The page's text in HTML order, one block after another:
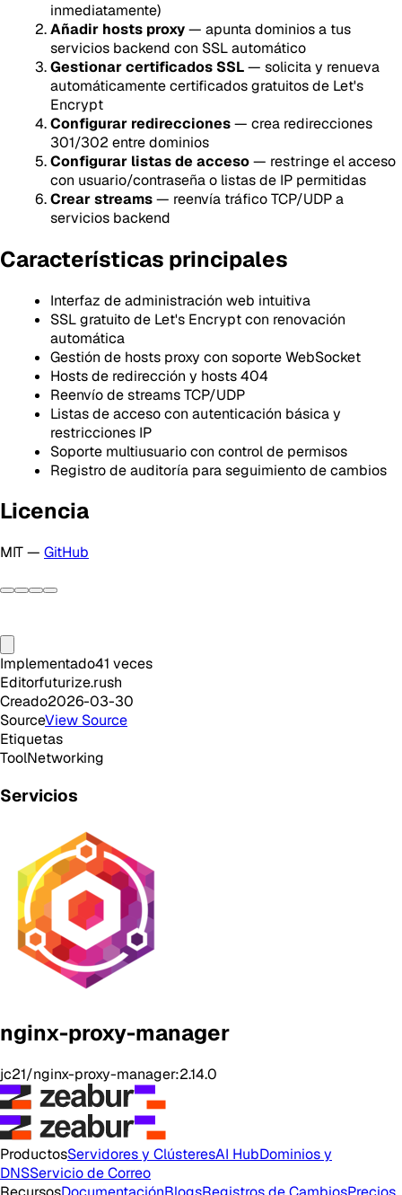
inmediatamente)
Añadir hosts proxy— apunta dominios a tus
servicios backend con SSL automático
Gestionar certificados SSL— solicita y renueva
automáticamente certificados gratuitos de Let's
Encrypt
Configurar redirecciones— crea redirecciones
301/302 entre dominios
Configurar listas de acceso— restringe el acceso
con usuario/contraseña o listas de IP permitidas
Crear streams— reenvía tráfico TCP/UDP a
servicios backend
Características principales
Interfaz de administración web intuitiva
SSL gratuito de Let's Encrypt con renovación
automática
Gestión de hosts proxy con soporte WebSocket
Hosts de redirección y hosts 404
Reenvío de streams TCP/UDP
Listas de acceso con autenticación básica y
restricciones IP
Soporte multiusuario con control de permisos
Registro de auditoría para seguimiento de cambios
Licencia
MIT — GitHub
Implementado41 veces
Editorfuturize.rush
Creado2026-03-30
SourceView Source
Etiquetas
ToolNetworking
Servicios
nginx-proxy-manager
jc21/nginx-proxy-manager:2.14.0
ProductosServidores y ClústeresAI HubDominios y
DNSServicio de Correo